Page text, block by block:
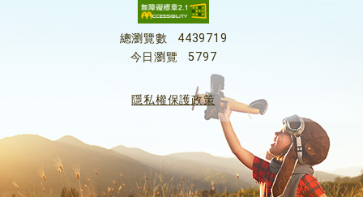
總瀏覽數
4439719
今日瀏覽
5797
隱私權保護政策